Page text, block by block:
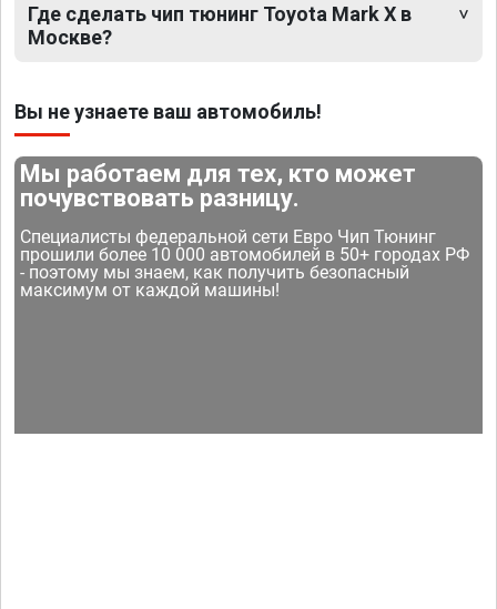
Где сделать чип тюнинг Toyota Mark X в
Москве?
Вы не узнаете ваш автомобиль!
Мы работаем для тех, кто может
почувствовать разницу.
Специалисты федеральной сети Евро Чип Тюнинг
прошили более 10 000 автомобилей в 50+ городах РФ
- поэтому мы знаем, как получить безопасный
максимум от каждой машины!